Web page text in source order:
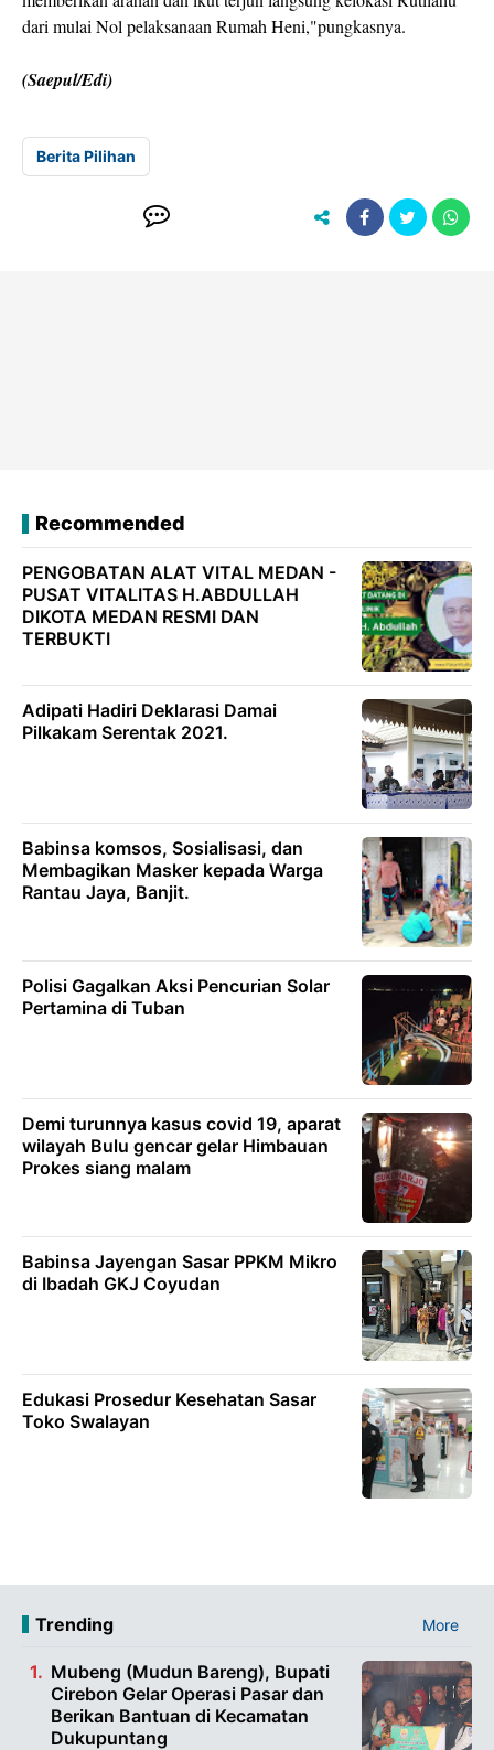
dari mulai Nol pelaksanaan Rumah Heni,"pungkasnya.
(Saepul/Edi)
Berita Pilihan
Recommended
PENGOBATAN ALAT VITAL MEDAN -
PUSAT VITALITAS H.ABDULLAH
DIKOTA MEDAN RESMI DAN
TERBUKTI
Adipati Hadiri Deklarasi Damai
Pilkakam Serentak 2021.
Babinsa komsos, Sosialisasi, dan
Membagikan Masker kepada Warga
Rantau Jaya, Banjit.
Polisi Gagalkan Aksi Pencurian Solar
Pertamina di Tuban
Demi turunnya kasus covid 19, aparat
wilayah Bulu gencar gelar Himbauan
Prokes siang malam
Babinsa Jayengan Sasar PPKM Mikro
di Ibadah GKJ Coyudan
Edukasi Prosedur Kesehatan Sasar
Toko Swalayan
Trending More
Mubeng (Mudun Bareng), Bupati
Cirebon Gelar Operasi Pasar dan
Berikan Bantuan di Kecamatan
Dukupuntang